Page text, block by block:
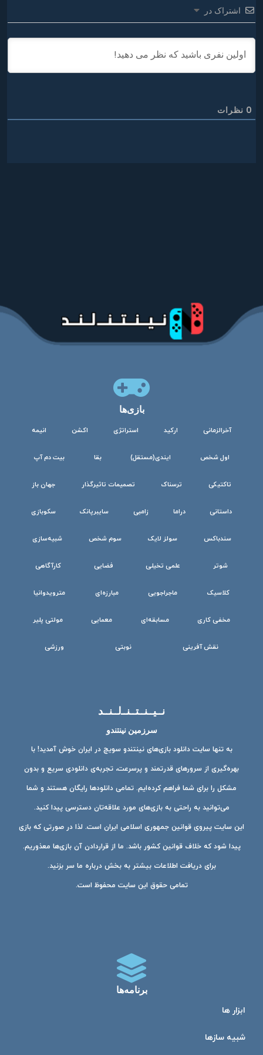
اشتراک در
0 نظرات
بازی‌ها
آخرالزمانی ارکید استراتژی اکشن انیمه
اول شخص ایندی(مستقل) بقا بیت دم آپ
تاکتیکی ترسناک تصمیمات تاثیرگذار جهان باز
داستانی دراما زامبی سایبرپانک سکوبازی
سندباکس سولز لایک سوم شخص شبیه‌سازی
شوتر علمی تخیلی فضایی کارآگاهی
کلاسیک ماجراجویی مبارزه‌ای مترویدوانیا
مخفی کاری مسابقه‌ای معمایی مولتی پلیر
نقش آفرینی نوبتی ورزشی
نــیــنــتــنــ‌لــنــد
سرزمین نینتندو
به تنها سایت دانلود بازی‌های نینتندو سویچ در ایران خوش آمدید! با
بهره‌گیری از سرورهای قدرتمند و پرسرعت، تجربه‌ی دانلودی سریع و بدون
مشکل را برای شما فراهم کرده‌ایم. تمامی دانلودها رایگان هستند و شما
می‌توانید به راحتی به بازی‌های مورد علاقه‌تان دسترسی پیدا کنید.
این سایت پیروی قوانین جمهوری اسلامی ایران است. لذا در صورتی که بازی
پیدا شود که خلاف قوانین کشور باشد. ما از قراردادن آن بازی‌ها معذوریم.
برای دریافت اطلاعات بیشتر به بخش درباره ما سر بزنید.
تمامی حقوق این سایت محفوظ است.
برنامه‌ها
ابزار ها
شبیه ساز‌ها